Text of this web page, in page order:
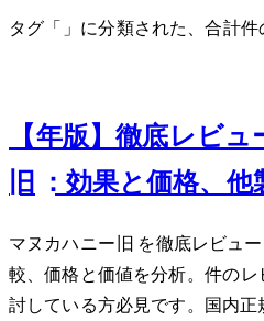
タグ「500g」に分類された、合計
【2025年版】徹底レビュー
(旧MGO250+) UMF10+ 500g：効
マヌカハニーMGO263+(旧MGO250+)UMF10+
較、価格と価値を分析。445件の
討している方必見です。国内正